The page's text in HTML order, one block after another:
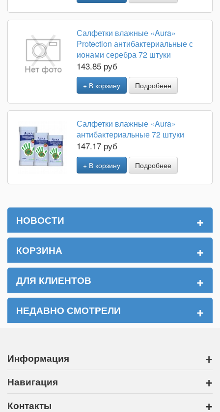
Салфетки влажные «Aura»
Protection антибактериальные с
ионами серебра 72 штуки
143.85 руб
+ В корзину Подробнее
Салфетки влажные «Aura»
антибактериальные 72 штуки
147.17 руб
+ В корзину Подробнее
НОВОСТИ +
КОРЗИНА +
ДЛЯ КЛИЕНТОВ +
НЕДАВНО СМОТРЕЛИ +
Информация +
Навигация +
Контакты +